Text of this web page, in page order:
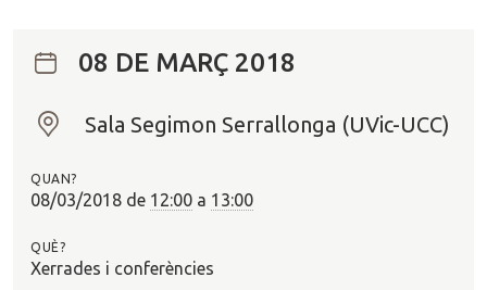
08 DE MARÇ 2018
O
?
Sala Segimon Serrallonga (UVic-UCC)
QUAN?
08/03/2018 de 12:00 a 13:00
QUÈ?
Xerrades i conferències